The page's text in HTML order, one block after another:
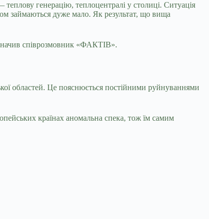
генерацію, теплоцентралі у столиці. Ситуація
займаються дуже мало. Як результат, що вища
співрозмовник «ФАКТІВ».
областей. Це пояснюється постійними руйнуваннями
країнах аномальна спека, тож їм самим